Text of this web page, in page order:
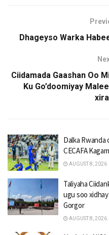
Dhageyso Warka
Ciidamada Gaashan Oo
Ku Go’doomiyay
Dalka Rwanda
CECAFA
AUGUST 8, 2026
Taliyaha
ugu soo
Gorgor
AUGUST 8, 2026